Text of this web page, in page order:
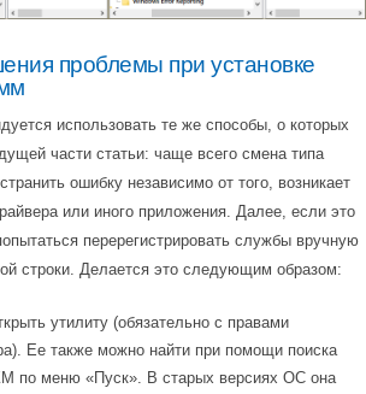
проблемы при установке
использовать те же способы, о которых
части статьи: чаще всего смена типа
ошибку независимо от того, возникает
или иного приложения. Далее, если это
перерегистрировать службы вручную
строки. Делается это следующим образом:
утилиту (обязательно с правами
Ее также можно найти при помощи поиска
по меню «Пуск». В старых версиях ОС она